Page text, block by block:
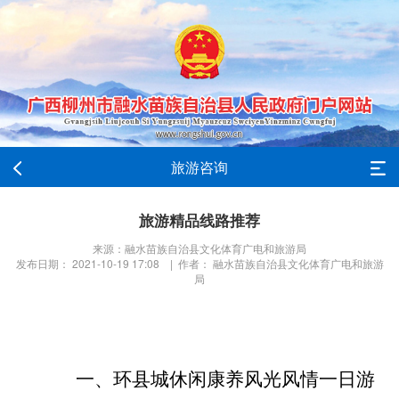
旅游咨询
旅游精品线路推荐
来源：融水苗族自治县文化体育广电和旅游局
发布日期： 2021-10-19 17:08 | 作者： 融水苗族自治县文化体育广电和旅游
局
一、 环县城休闲康养风光风情一日游